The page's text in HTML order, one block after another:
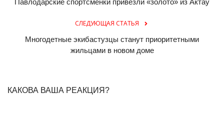
Павлодарские спортсменки привезли «золото» из Актау
СЛЕДУЮЩАЯ СТАТЬЯ
Многодетные экибастузцы станут приоритетными
жильцами в новом доме
КАКОВА ВАША РЕАКЦИЯ?